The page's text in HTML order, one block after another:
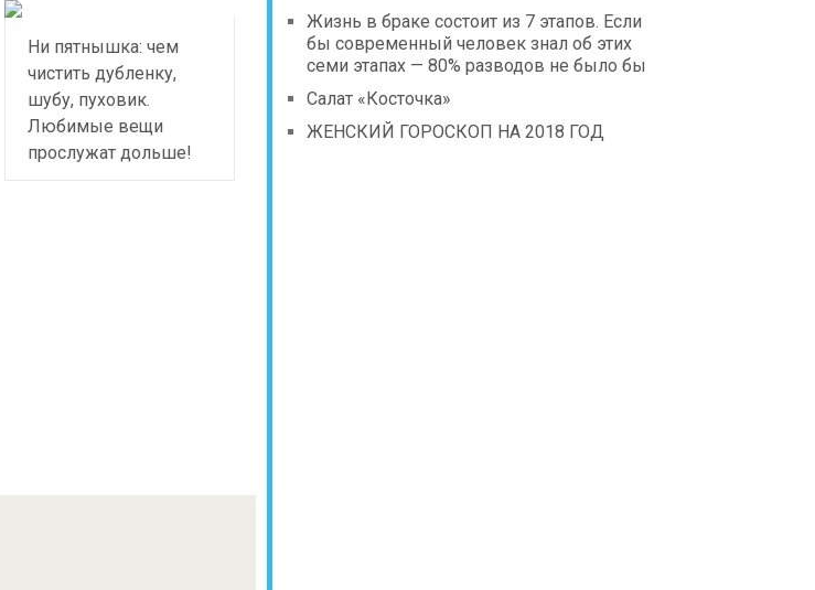
Ни пятнышка: чем
чистить дубленку,
шубу, пуховик.
Любимые вещи
прослужат дольше!
Жизнь в браке состоит из 7 этапов. Если
бы современный человек знал об этих
семи этапах — 80% разводов не было бы
Салат «Косточка»
ЖЕНСКИЙ ГОРОСКОП НА 2018 ГОД